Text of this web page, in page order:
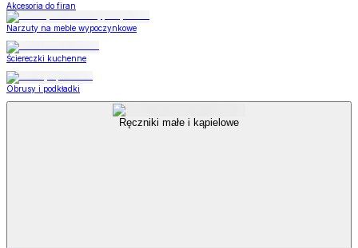
Akcesoria do firan
Narzuty na meble wypoczynkowe
Ściereczki kuchenne
Obrusy i podkładki
Ręczniki małe i kąpielowe